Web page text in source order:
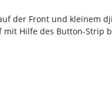
der Front und kleinem
mit Hilfe des Button-Strip